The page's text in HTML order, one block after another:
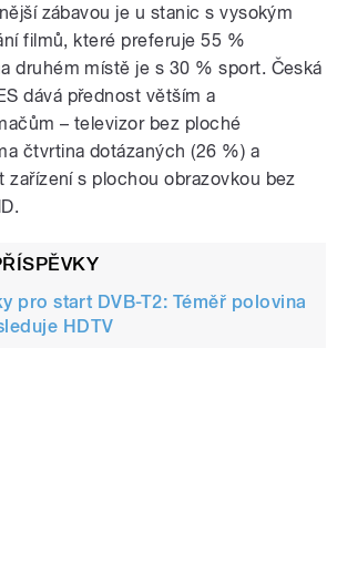
zábavou je u stanic s vysokým
filmů, které preferuje 55 %
druhém místě je s 30 % sport. Česká
dává přednost větším a
– televizor bez ploché
čtvrtina dotázaných (26 %) a
zařízení s plochou obrazovkou bez
pro start DVB-T2: Téměř polovina
HDTV